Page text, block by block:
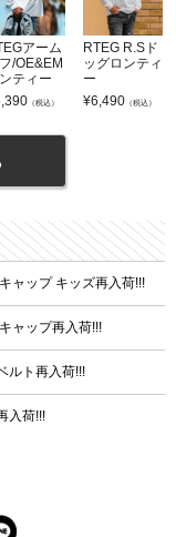
アーム
/OE&EM
ティー
（税込）
RTEG R.Sド
ッグロンティ
ー
¥6,490 （税込）
ャップ キッズ再入荷!!!
ャップ再入荷!!!
ルト再入荷!!!
入荷!!!